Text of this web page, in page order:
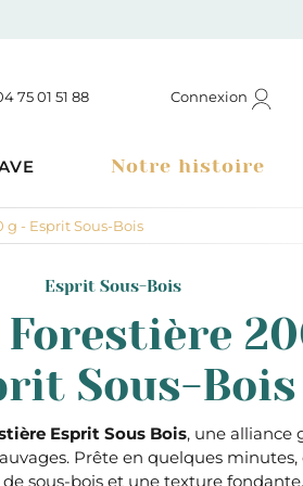
75 01 51 88 Connexion
Boutique à Montélimar &
Notre histoire
g - Esprit Sous-Bois
Esprit Sous-Bois
Sous-Bois
Esprit Sous Bois, une alliance
Prête en quelques minutes,
sous-bois et une texture